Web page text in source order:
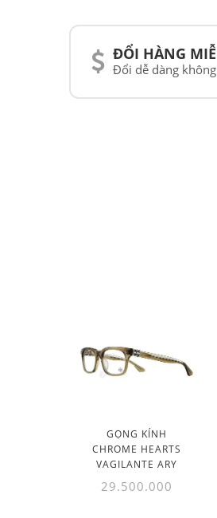
ĐỔI HÀNG
Đổi dễ dàng
GỌNG KÍNH
CHROME HEARTS
VAGILANTE ARY
29.500.000